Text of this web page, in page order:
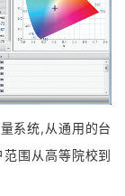
系统,从通用的台
围从高等院校到